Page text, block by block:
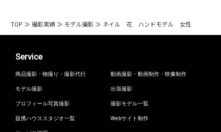
TOP ≫撮影実績 ≫ モデル撮影 ≫ ネイル 花 ハンドモデル 女性
Service
商品撮影・物撮り・撮影代行
動画撮影・動画制作・映像制作
モデル撮影
出張撮影
プロフィール写真撮影
撮影モデル一覧
提携ハウススタジオ一覧
Webサイト制作